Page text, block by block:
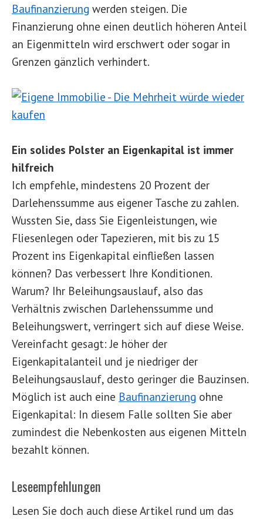
Baufinanzierung werden steigen. Die
Finanzierung ohne einen deutlich höheren Anteil
an Eigenmitteln wird erschwert oder sogar in
Grenzen gänzlich verhindert.
Ein solides Polster an Eigenkapital ist immer
hilfreich
Ich empfehle, mindestens 20 Prozent der
Darlehenssumme aus eigener Tasche zu zahlen.
Wussten Sie, dass Sie Eigenleistungen, wie
Fliesenlegen oder Tapezieren, mit bis zu 15
Prozent ins Eigenkapital einfließen lassen
können? Das verbessert Ihre Konditionen.
Warum? Ihr Beleihungsauslauf, also das
Verhältnis zwischen Darlehenssumme und
Beleihungswert, verringert sich auf diese Weise.
Vereinfacht gesagt: Je höher der
Eigenkapitalanteil und je niedriger der
Beleihungsauslauf, desto geringer die Bauzinsen.
Möglich ist auch eine Baufinanzierung ohne
Eigenkapital: In diesem Falle sollten Sie aber
zumindest die Nebenkosten aus eigenen Mitteln
bezahlt können.
Leseempfehlungen
Lesen Sie doch auch diese Artikel rund um das